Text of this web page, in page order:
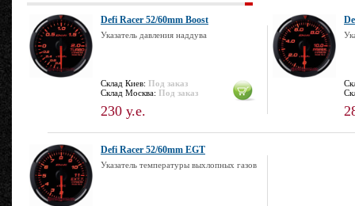
Defi Racer 52/60mm Boost
Указатель давления наддува
Склад Киев: Под заказ
Склад Москва: Под заказ
230 у.е.
Defi Racer 52/60mm EGT
Указатель температуры выхлопных газов